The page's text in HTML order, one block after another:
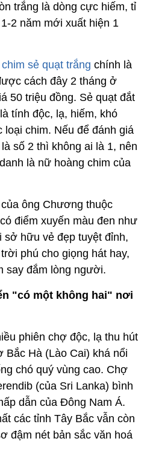
trắng là dòng cực hiếm, tỉ
2 năm mới xuất hiện 1
chim sẻ quạt trắng chính là
cách đây 2 tháng ở
50 triệu đồng. Sẻ quạt đắt
tính độc, lạ, hiếm, khó
loại chim. Nếu để đánh giá
số 2 thì không ai là 1, nên
là nữ hoàng chim của
ông Chương thuộc
điểm xuyến màu đen như
hữu vẻ đẹp tuyệt đỉnh,
phú cho giọng hát hay,
say đắm lòng người.
"có một không hai" nơi
phiên chợ độc, lạ thu hút
Bắc Hà (Lào Cai) khá nổi
chó quý vùng cao. Chợ
(của Sri Lanka) bình
dẫn của Đông Nam Á.
các tỉnh Tây Bắc vẫn còn
đậm nét bản sắc văn hoá